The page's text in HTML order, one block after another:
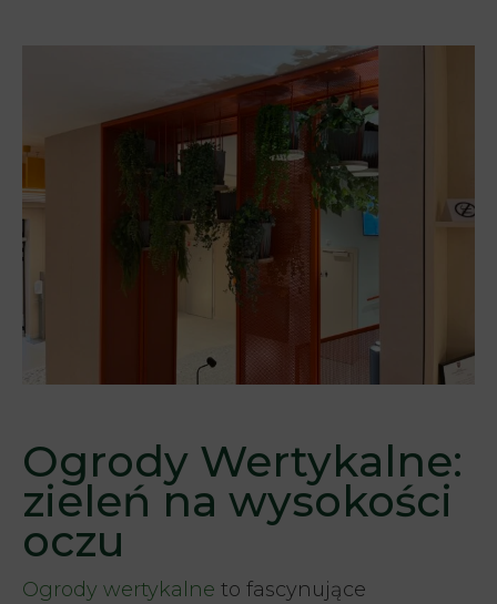
Ogrody Wertykalne:
zieleń na wysokości
oczu
Ogrody wertykalne to fascynujące